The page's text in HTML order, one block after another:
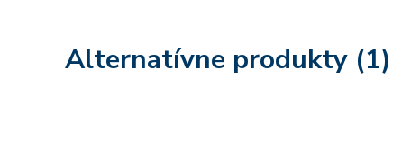
Alternatívne produkty (1)